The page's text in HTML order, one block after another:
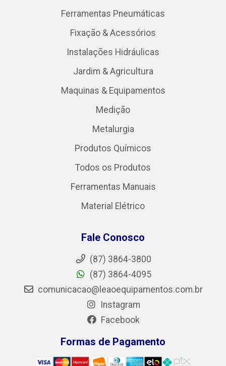
Ferramentas Pneumáticas
Fixação & Acessórios
Instalações Hidráulicas
Jardim & Agricultura
Maquinas & Equipamentos
Medição
Metalurgia
Produtos Químicos
Todos os Produtos
Ferramentas Manuais
Material Elétrico
Fale Conosco
(87) 3864-3800
(87) 3864-4095
comunicacao@leaoequipamentos.com.br
Instagram
Facebook
Formas de Pagamento